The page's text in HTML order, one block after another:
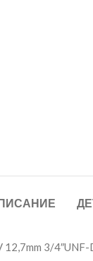
12,7mm 3/